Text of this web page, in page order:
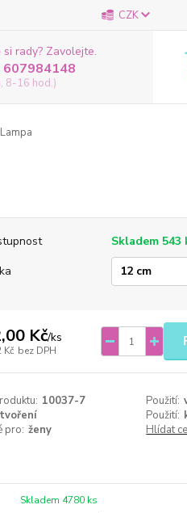
CZK
si rady? Zavolejte.
607984148
8-16 hod.)
Lampa
Skladem 543
Kč/ks
Kč bez DPH
10037-7 Použití:
tvoření Použití:
pro: ženy Hlídat
Skladem 4780 ks